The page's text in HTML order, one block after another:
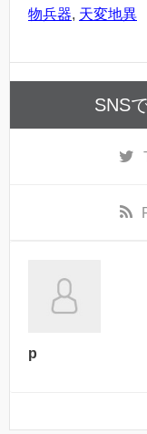
物兵器, 天変地異
SNS
p